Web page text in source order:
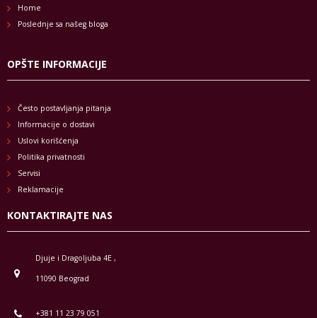
Home
Poslednje sa našeg bloga
OPŠTE INFORMACIJE
Često postavljanja pitanja
Informacije o dostavi
Uslovi korišćenja
Politika privatnosti
Servisi
Reklamacije
KONTAKTIRAJTE NAS
Djuje i Dragoljuba 4E ,
11090 Beograd
+381 11 23 79 051